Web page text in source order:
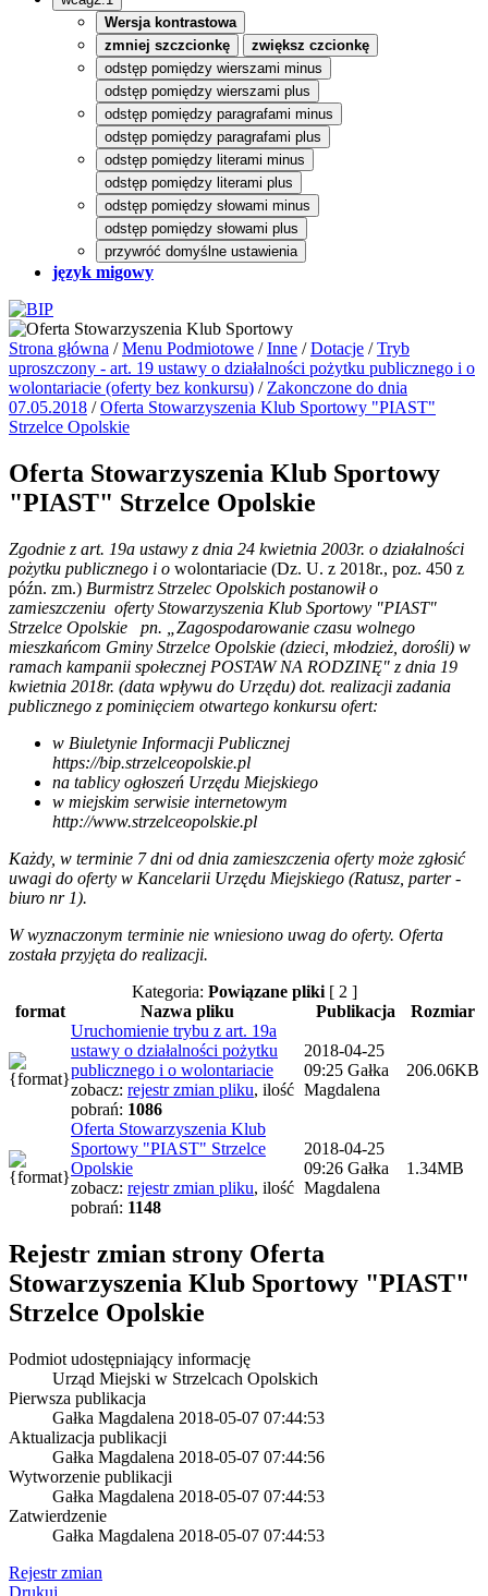
Wersja kontrastowa
zmniej szczcionkę
zwiększ czcionkę
odstęp pomiędzy wierszami minus
odstęp pomiędzy wierszami plus
odstęp pomiędzy paragrafami minus
odstęp pomiędzy paragrafami plus
odstęp pomiędzy literami minus
odstęp pomiędzy literami plus
odstęp pomiędzy słowami minus
odstęp pomiędzy słowami plus
przywróć domyślne ustawienia
język migowy
Strona główna /Menu Podmiotowe /Inne /Dotacje /Tryb
uproszczony - art. 19 ustawy o działalności pożytku publicznego i o
wolontariacie (oferty bez konkursu) / Zakonczone do dnia
07.05.2018 /Oferta Stowarzyszenia Klub Sportowy "PIAST"
Strzelce Opolskie
Oferta Stowarzyszenia Klub Sportowy
"PIAST" Strzelce Opolskie
Zgodnie z art. 19a ustawy z dnia 24 kwietnia 2003r. o działalności
pożytku publicznego i o wolontariacie (Dz. U. z 2018r., poz. 450 z
późn. zm.) Burmistrz Strzelec Opolskich postanowił o
zamieszczeniu oferty Stowarzyszenia Klub Sportowy "PIAST"
Strzelce Opolskie pn. „Zagospodarowanie czasu wolnego
mieszkańcom Gminy Strzelce Opolskie (dzieci, młodzież, dorośli) w
ramach kampanii społecznej POSTAW NA RODZINĘ" z dnia 19
kwietnia 2018r. (data wpływu do Urzędu) dot. realizacji zadania
publicznego z pominięciem otwartego konkursu ofert:
w Biuletynie Informacji Publicznej
https://bip.strzelceopolskie.pl
na tablicy ogłoszeń Urzędu Miejskiego
w miejskim serwisie internetowym
http://www.strzelceopolskie.pl
Każdy, w terminie 7 dni od dnia zamieszczenia oferty może zgłosić
uwagi do oferty w Kancelarii Urzędu Miejskiego (Ratusz, parter -
biuro nr 1).
W wyznaczonym terminie nie wniesiono uwag do oferty. Oferta
została przyjęta do realizacji.
Kategoria: Powiązane pliki[ 2 ]
format
Nazwa pliku Publikacja
Rozmiar
Uruchomienie trybu z art. 19a
ustawy o działalności pożytku
publicznego i o wolontariacie
zobacz: rejestr zmian pliku, ilość
pobrań: 1086
2018-04-25
09:25 Gałka
Magdalena
206.06KB
Oferta Stowarzyszenia Klub
Sportowy "PIAST" Strzelce
Opolskie
zobacz: rejestr zmian pliku, ilość
pobrań: 1148
2018-04-25
09:26 Gałka
Magdalena
1.34MB
Rejestr zmian strony Oferta
Stowarzyszenia Klub Sportowy "PIAST"
Strzelce Opolskie
Podmiot udostępniający informację
Urząd Miejski w Strzelcach Opolskich
Pierwsza publikacja
Gałka Magdalena 2018-05-07 07:44:53
Aktualizacja publikacji
Gałka Magdalena 2018-05-07 07:44:56
Wytworzenie publikacji
Gałka Magdalena 2018-05-07 07:44:53
Zatwierdzenie
Gałka Magdalena 2018-05-07 07:44:53
Rejestr zmian
Drukuj